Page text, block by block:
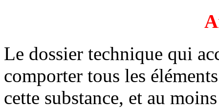
Le dossier technique qui
comporter tous les
cette substance, et au